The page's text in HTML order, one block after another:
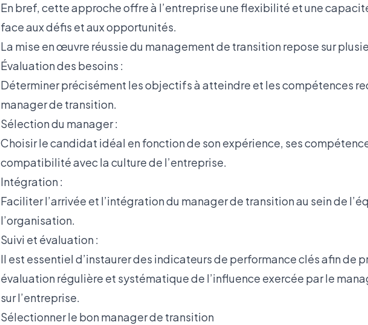
En bref, cette approche offre à l’entreprise une flexibilité et une
face aux défis et aux opportunités.
La mise en œuvre réussie du management de transition repose sur
Évaluation des besoins :
Déterminer précisément les objectifs à atteindre et les compétences
manager de transition.
Sélection du manager :
Choisir le candidat idéal en fonction de son expérience, ses
compatibilité avec la culture de l’entreprise.
Intégration :
Faciliter l’arrivée et l’intégration du manager de transition au sein de
l’organisation.
Suivi et évaluation :
Il est essentiel d’instaurer des indicateurs de performance clés afin de
évaluation régulière et systématique de l’influence exercée par le
sur l’entreprise.
Sélectionner le bon manager de transition